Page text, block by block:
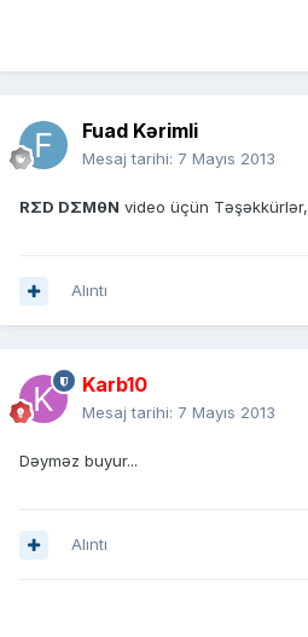
Fuad Kərimli
Mesaj tarihi: 7 Mayıs 2013
RΣD DΣMθN video üçün Təşəkkürlər,
Alıntı
Karb10
Mesaj tarihi: 7 Mayıs 2013
Dəyməz buyur...
Alıntı